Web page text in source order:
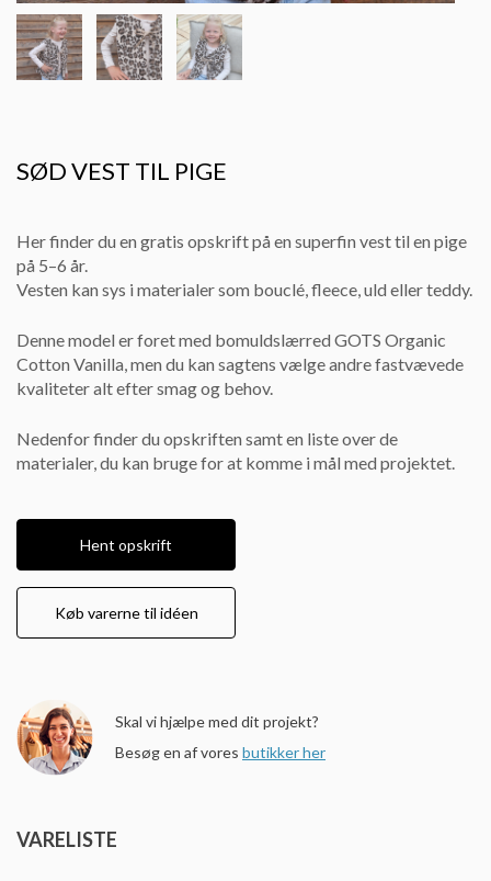
SØD VEST TIL PIGE
Her finder du en gratis opskrift på en superfin vest til en pige
på 5–6 år.
Vesten kan sys i materialer som bouclé, fleece, uld eller teddy.
Denne model er foret med bomuldslærred GOTS Organic
Cotton Vanilla, men du kan sagtens vælge andre fastvævede
kvaliteter alt efter smag og behov.
Nedenfor finder du opskriften samt en liste over de
materialer, du kan bruge for at komme i mål med projektet.
Hent opskrift
Køb varerne til idéen
Skal vi hjælpe med dit projekt?
Besøg en af vores butikker her
VARELISTE